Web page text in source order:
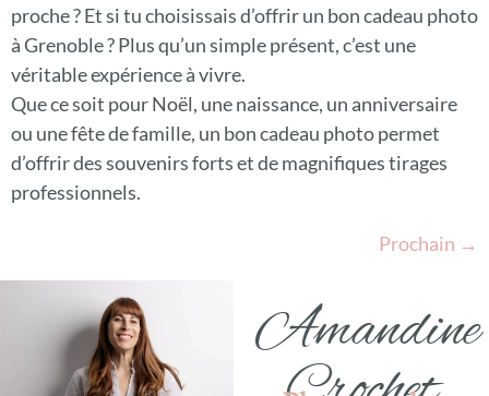
proche ? Et si tu choisissais d’offrir un bon cadeau photo
à Grenoble ? Plus qu’un simple présent, c’est une
véritable expérience à vivre.
Que ce soit pour Noël, une naissance, un anniversaire
ou une fête de famille, un bon cadeau photo permet
d’offrir des souvenirs forts et de magnifiques tirages
professionnels.
Prochain →
Amandine